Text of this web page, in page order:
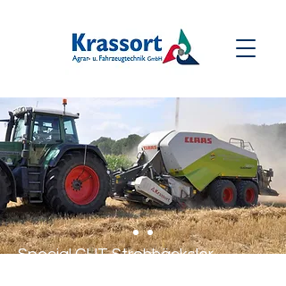
Special CUT Strohhäcksler